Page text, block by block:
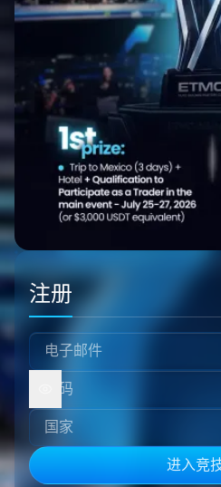
注册
进入竞